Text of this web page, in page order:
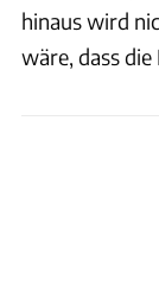
hinaus wird
wäre, dass